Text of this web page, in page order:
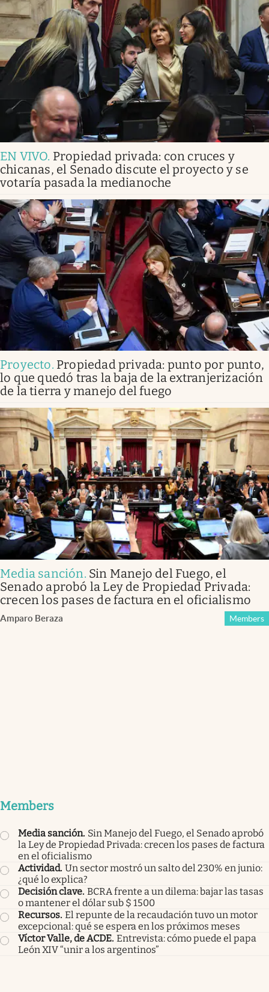
EN VIVO. Propiedad privada: con cruces y
chicanas, el Senado discute el proyecto y se
votaría pasada la medianoche
Proyecto. Propiedad privada: punto por punto,
lo que quedó tras la baja de la extranjerización
de la tierra y manejo del fuego
Media sanción. Sin Manejo del Fuego, el
Senado aprobó la Ley de Propiedad Privada:
crecen los pases de factura en el oficialismo
Amparo Beraza Members
Members
Media sanción. Sin Manejo del Fuego, el Senado aprobó
la Ley de Propiedad Privada: crecen los pases de factura
en el oficialismo
Actividad. Un sector mostró un salto del 230% en junio:
¿qué lo explica?
Decisión clave. BCRA frente a un dilema: bajar las tasas
o mantener el dólar sub $ 1500
Recursos. El repunte de la recaudación tuvo un motor
excepcional: qué se espera en los próximos meses
Víctor Valle, de ACDE. Entrevista: cómo puede el papa
León XIV “unir a los argentinos”